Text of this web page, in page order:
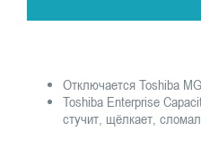
Отключается Toshiba
Toshiba Enterprise
стучит, щёлкает,